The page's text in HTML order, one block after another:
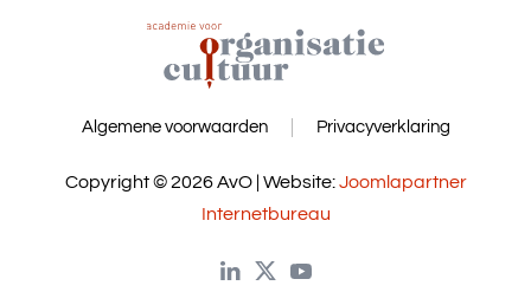
Algemene voorwaarden Privacyverklaring
Copyright © 2026 AvO | Website:Joomlapartner
Internetbureau